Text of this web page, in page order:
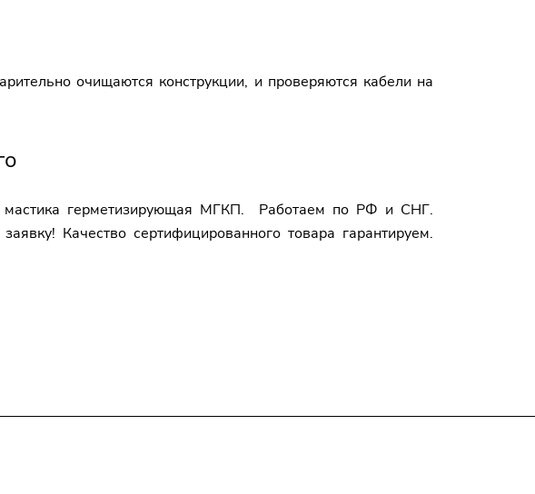
очищаются конструкции, и проверяются кабели на
мастика герметизирующая МГКП. Работаем по РФ и СНГ.
Качество сертифицированного товара гарантируем.